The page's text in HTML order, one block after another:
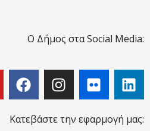
Ο Δήμος στα Social Media:
Κατεβάστε την εφαρμογή μας: